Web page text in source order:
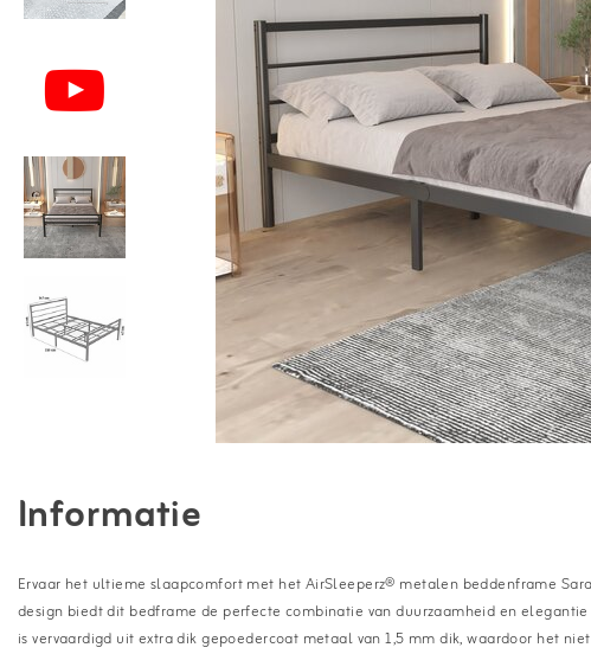
Informatie
Ervaar het ultieme slaapcomfort met het AirSleeperz® metalen beddenframe
design biedt dit bedframe de perfecte combinatie van duurzaamheid en
is vervaardigd uit extra dik gepoedercoat metaal van 1,5 mm dik, waardoor het